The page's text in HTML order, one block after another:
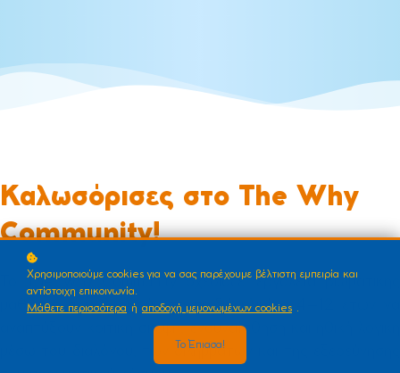
Καλωσόρισες στο The Why
Community!
Το The Why Community σχεδιάζει εργαλεία βιωματικής
μάθησης που βοηθούν τα παιδιά ηλικίας 4–12 ετών να
αναπτύξουν κριτική σκέψη, ενσυναίσθηση και ηθική λογική
μέσω του διαλόγου, των διλημμάτων και της εξερεύνησης
Χρησιμοποιούμε cookies για να σας παρέχουμε βέλτιστη εμπειρία και
αντίστοιχη επικοινωνία.
Μάθετε περισσότερα ή αποδοχή μεμονωμένων cookies
Το Έπιασα!